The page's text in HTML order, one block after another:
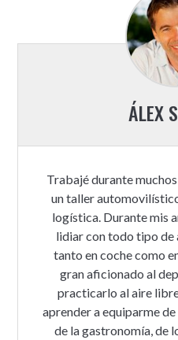
ÁLEX
Trabajé durante
un taller
logística. Durante mis
lidiar con todo tipo de
tanto en coche como
gran aficionado al
practicarlo al aire
aprender a equiparme
de la gastronomía, de